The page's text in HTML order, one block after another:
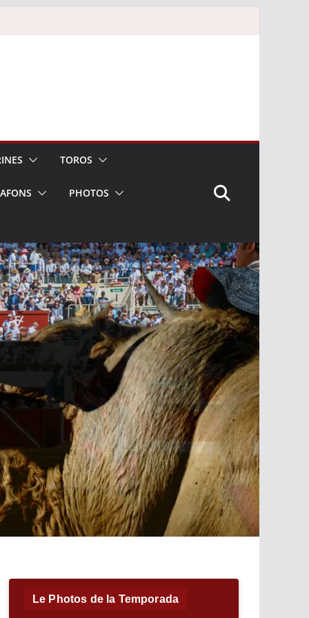
TOROS
PHOTOS
Le Photos de la Temporada